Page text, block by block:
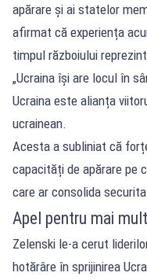
apărare și ai statelor
afirmat că experiența
timpul războiului
„Ucraina își are locul în
Ucraina este alianța
ucrainean.
Acesta a subliniat că
capacități de apărare pe
care ar consolida
Apel pentru mai
Zelenski le-a cerut
hotărâre în sprijinirea